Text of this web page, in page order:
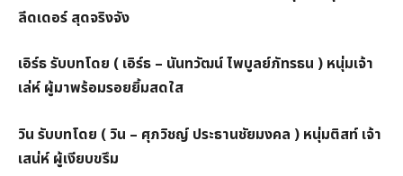
ลีดเดอร์ สุดจริงจัง
เอิร์ธ รับบทโดย ( เอิร์ธ – นันทวัฒน์ ไพบูลย์ภัทรธน ) หนุ่มเจ้า
เล่ห์ ผู้มาพร้อมรอยยิ้มสดใส
วิน รับบทโดย ( วิน – ศุภวิชญ์ ประธานชัยมงคล ) หนุ่มติสท์ เจ้า
เสน่ห์ ผู้เงียบขรึม